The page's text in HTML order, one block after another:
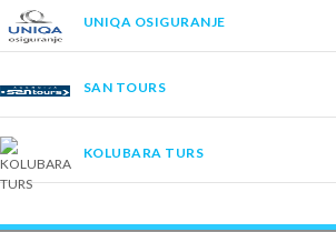
UNIQA OSIGURANJE
SAN TOURS
KOLUBARA TURS